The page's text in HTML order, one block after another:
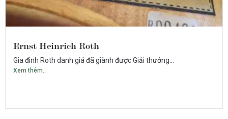
Ernst Heinrich Roth
Gia đình Roth danh giá đã giành được Giải thưởng...
Xem thêm..